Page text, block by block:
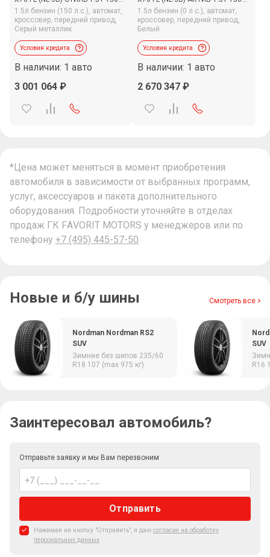
7DCT 4WD, 2026
1.5л бензин (150 л.с.), автомат,
кроссовер, передний привод,
Серый металлик
Условия кредита
В наличии: 1 авто
3 001 064
6AT 2WD, 2026
1.5л бензин (0 л.с.), автомат,
кроссовер, передний привод,
Белый
Условия кредита
В наличии: 1 авто
2 670 347
*Цена может меняться в момент приобретения
автомобиля в зависимости от выбранных программ,
услуг, аксессуаров и пакета дополнительного
оборудования. Подробности уточняйте в отделах
продаж ГК FAVORIT MOTORS у менеджеров или по
телефону +7 (495) 445-57-50
Новые и б/у шины Смотреть все
Nordman Nordman RS2
SUV
Зимние без шипов 235/60
R18 107 (max 975 кг)
SUV
R16
Заинтересовал автомобиль?
Отправьте заявку и мы Вам перезвоним
Отправить
Нажимая на кнопку "Отправить", я даю согласие на обработку
персональных данных